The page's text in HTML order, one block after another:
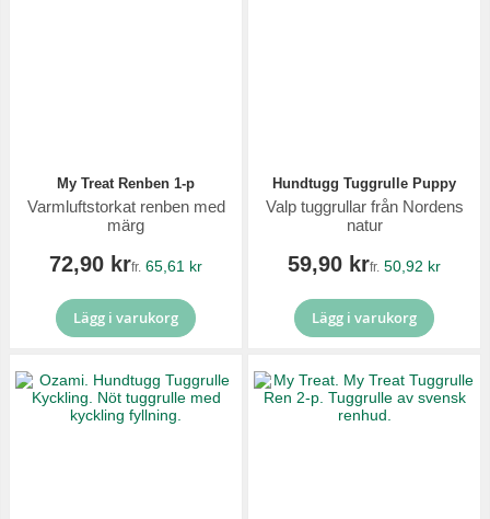
My Treat Renben 1-p
Varmluftstorkat renben med
märg
72,90 krfr. 65,61 kr
Lägg i varukorg
Hundtugg Tuggrulle Puppy
Valp tuggrullar från Nordens
natur
59,90 krfr. 50,92 kr
Lägg i varukorg